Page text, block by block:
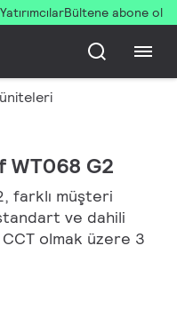
YatırımcılarBültene abone ol
üniteleri
WT068 G2
farklı müşteri
ve dahili
olmak üzere 3